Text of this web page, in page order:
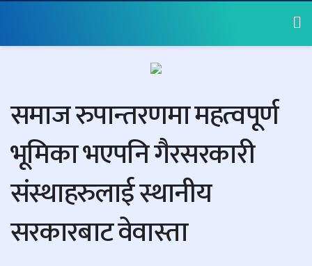
समाज रुपान्तरणमा महत्वपूर्ण
भूमिका भएपनि गैरसरकारी
संस्थाहरुलाई स्थानीय
सरकारबाट वेवास्ता